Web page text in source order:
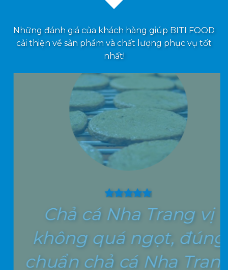
Những đánh giá của khách hàng giúp BITI FOOD
cải thiện về sản phẩm và chất lượng phục vụ tốt
Chả cá Nha Trang vị
không quá ngọt, đúng